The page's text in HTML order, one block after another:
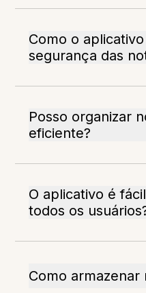
Como o
segurança das
Posso organizar
eficiente?
O aplicativo é
todos os
Como armazenar